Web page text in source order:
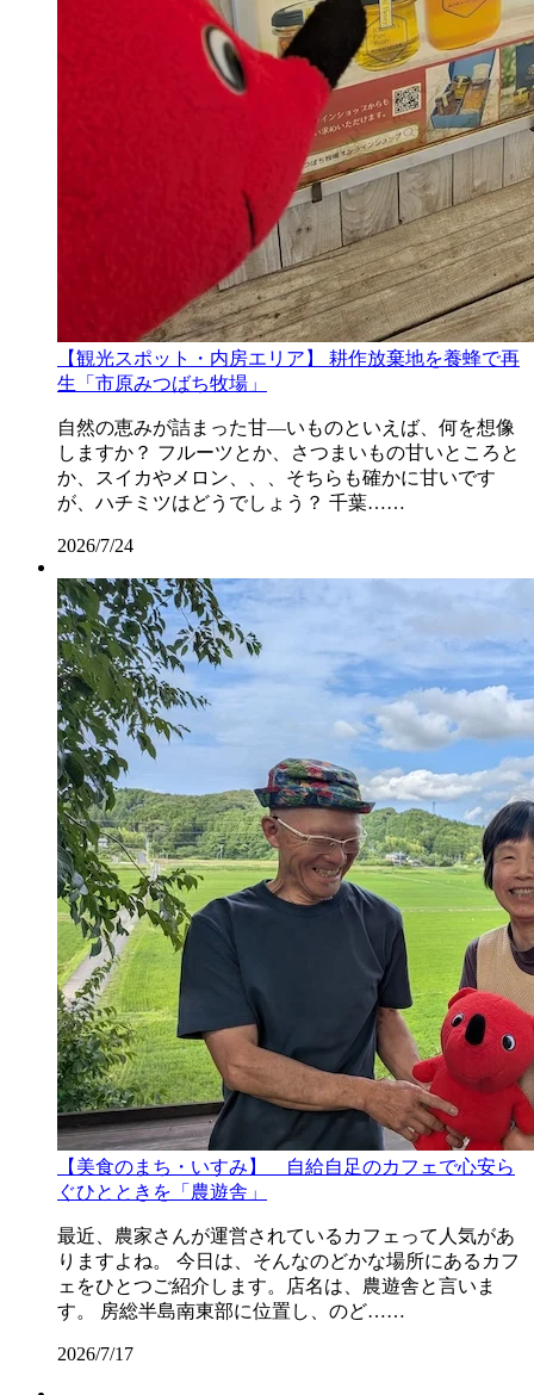
【観光スポット・内房エリア】 耕作放棄地を養蜂で再
生「市原みつばち牧場」
自然の恵みが詰まった甘―いものといえば、何を想像
しますか？ フルーツとか、さつまいもの甘いところと
か、スイカやメロン、、、そちらも確かに甘いです
が、ハチミツはどうでしょう？ 千葉……
2026/7/24
【美食のまち・いすみ】 自給自足のカフェで心安ら
ぐひとときを「農遊舎」
最近、農家さんが運営されているカフェって人気があ
りますよね。 今日は、そんなのどかな場所にあるカフ
ェをひとつご紹介します。店名は、農遊舎と言いま
す。 房総半島南東部に位置し、のど……
2026/7/17